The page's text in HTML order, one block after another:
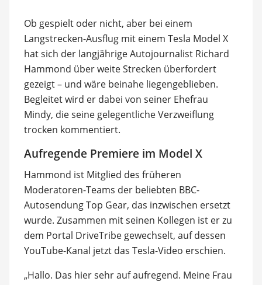
Ob gespielt oder nicht, aber bei einem
Langstrecken-Ausflug mit einem Tesla Model X
hat sich der langjährige Autojournalist Richard
Hammond über weite Strecken überfordert
gezeigt – und wäre beinahe liegengeblieben.
Begleitet wird er dabei von seiner Ehefrau
Mindy, die seine gelegentliche Verzweiflung
trocken kommentiert.
Aufregende Premiere im Model X
Hammond ist Mitglied des früheren
Moderatoren-Teams der beliebten BBC-
Autosendung Top Gear, das inzwischen ersetzt
wurde. Zusammen mit seinen Kollegen ist er zu
dem Portal DriveTribe gewechselt, auf dessen
YouTube-Kanal jetzt das Tesla-Video erschien.
„Hallo. Das hier sehr auf aufregend. Meine Frau